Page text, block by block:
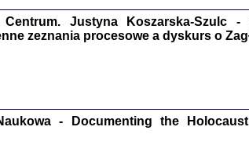
oprac. Aleksandra Bańkowska, wstęp
Studia i Materiały
nr 17, R. 2021
Centrum. Justyna Koszarska-Szulc
zeznania procesowe a dyskurs o
- Documenting the